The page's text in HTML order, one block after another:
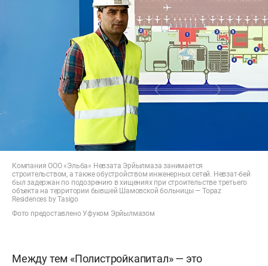
Компания ООО «Эльба» Невзата Эрйылмаза занимается
строительством, а также обустройством инженерных сетей. Невзат-бей
был задержан по подозрению в хищениях при строительстве третьего
объекта на территории бывшей Шамовской больницы — Topaz
Residences by Tasigo
Фото предоставлено Уфуком Эрйылмазом
Между тем «Полистройкапитал» — это